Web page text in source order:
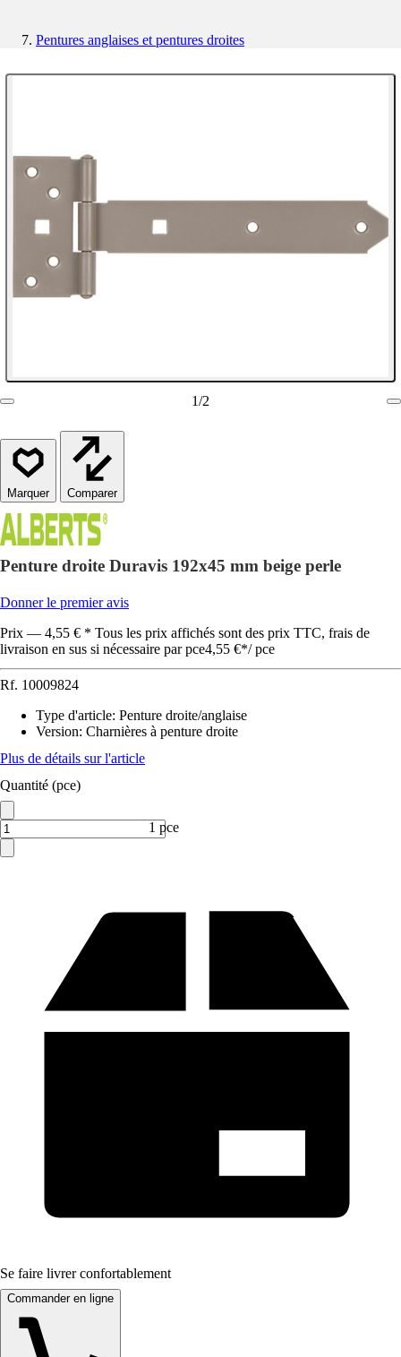
Pentures anglaises et pentures droites
1/2
Comparer
Penture droite Duravis 192x45 mm beige perle
Donner le premier avis
Prix — 4,55 € * Tous les prix affichés sont des prix TTC, frais de
livraison en sus si nécessaire par pce4,55 €*/ pce
Rf. 10009824
Type d'article: Penture droite/anglaise
Version: Charnières à penture droite
Plus de détails sur l'article
Quantité (pce)
1 pce
Se faire livrer confortablement
Commander en ligne